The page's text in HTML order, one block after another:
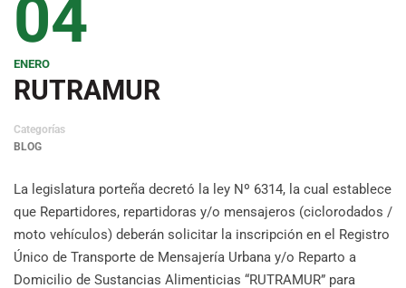
04
ENERO
RUTRAMUR
Categorías
BLOG
La legislatura porteña decretó la ley Nº 6314, la cual establece
que Repartidores, repartidoras y/o mensajeros (ciclorodados /
moto vehículos) deberán solicitar la inscripción en el Registro
Único de Transporte de Mensajería Urbana y/o Reparto a
Domicilio de Sustancias Alimenticias “RUTRAMUR” para